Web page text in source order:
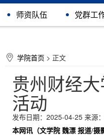
师资队伍
党群工
学院首页 > 正文
贵州财经
活动
发布日期：2025-04-25 来源
本网讯（文学院 魏漂 报道/摄